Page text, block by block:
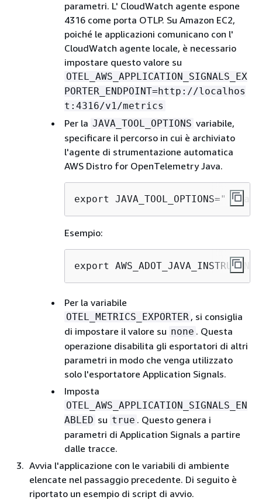
parametri. L' CloudWatch agente espone
4316 come porta OTLP. Su Amazon EC2,
poiché le applicazioni comunicano con l'
CloudWatch agente locale, è necessario
impostare questo valore su
OTEL_AWS_APPLICATION_SIGNALS_EX
PORTER_ENDPOINT=http://localhos
t:4316/v1/metrics
Per la JAVA_TOOL_OPTIONS variabile,
specificare il percorso in cui è archiviato
l'agente di strumentazione automatica
AWS Distro for OpenTelemetry Java.
export JAVA_TOOL_OPTIONS=" -
Esempio:
export
Per la variabile
OTEL_METRICS_EXPORTER , si consiglia
di impostare il valore su none . Questa
operazione disabilita gli esportatori di altri
parametri in modo che venga utilizzato
solo l'esportatore Application Signals.
Imposta
OTEL_AWS_APPLICATION_SIGNALS_EN
ABLED su true . Questo genera i
parametri di Application Signals a partire
dalle tracce.
Avvia l'applicazione con le variabili di ambiente
elencate nel passaggio precedente. Di seguito è
riportato un esempio di script di avvio.